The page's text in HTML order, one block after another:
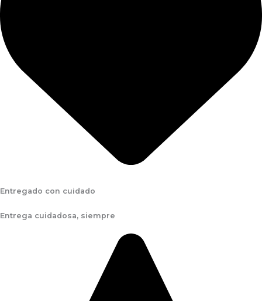
Entregado con cuidado
Entrega cuidadosa, siempre